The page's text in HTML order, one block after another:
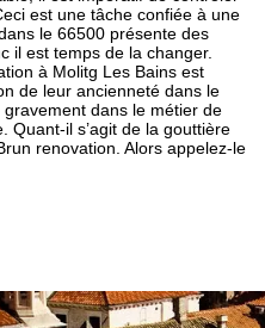
est une tâche confiée à une
le 66500 présente des
il est temps de la changer.
à Molitg Les Bains est
de leur ancienneté dans le
dans le métier de
Quant-il s’agit de la gouttière
renovation. Alors appelez-le